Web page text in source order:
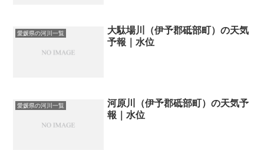
愛媛県の河川一覧
大駄場川（伊予郡砥部町）の天気
予報｜水位
愛媛県の河川一覧
河原川（伊予郡砥部町）の天気予
報｜水位